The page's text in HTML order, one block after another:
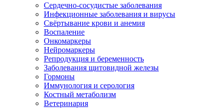
Сердечно-сосудистые заболевания
Инфекционные заболевания и вирусы
Свёртывание крови и анемия
Воспаление
Онкомаркеры
Нейромаркеры
Репродукция и беременность
Заболевания щитовидной железы
Гормоны
Иммунология и серология
Костный метаболизм
Ветеринария